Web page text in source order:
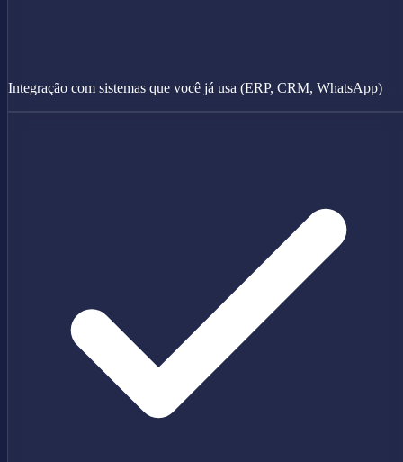
Integração com sistemas que você já usa (ERP, CRM, WhatsApp)